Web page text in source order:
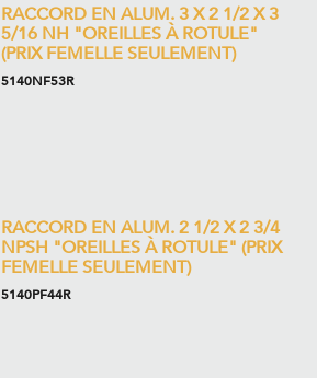
RACCORD EN ALUM. 3 X 2 1/2 X 3
5/16 NH "OREILLES À ROTULE"
(PRIX FEMELLE SEULEMENT)
5140NF53R
RACCORD EN ALUM. 2 1/2 X 2 3/4
NPSH "OREILLES À ROTULE" (PRIX
FEMELLE SEULEMENT)
5140PF44R